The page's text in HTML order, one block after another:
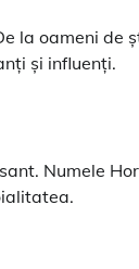
la oameni de
și influenți.
Numele